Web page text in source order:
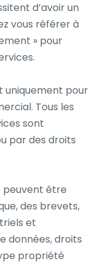
d’avoir un
vous référer à
» pour
uniquement pour
Tous les
sont
par des droits
peuvent être
des brevets,
et
données, droits
propriété